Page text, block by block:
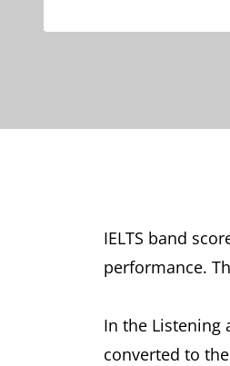
IELTS band
performance.
In the Listening
converted to